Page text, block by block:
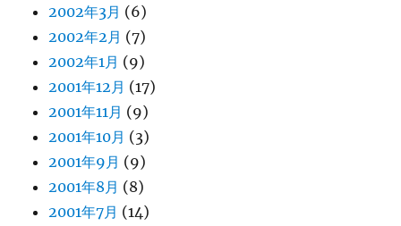
2002年3月 (6)
2002年2月 (7)
2002年1月 (9)
2001年12月 (17)
2001年11月 (9)
2001年10月 (3)
2001年9月 (9)
2001年8月 (8)
2001年7月 (14)